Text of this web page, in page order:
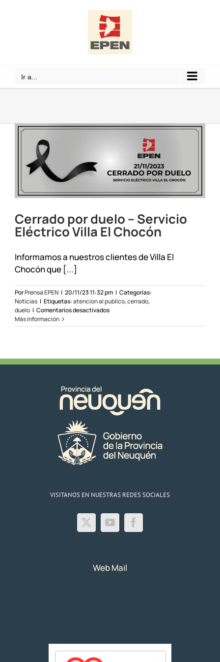
Ir a...
Cerrado por duelo – Servicio
Eléctrico Villa El Chocón
Informamos a nuestros clientes de Villa El
Chocón que [...]
PorPrensa EPEN | 20/11/23 11:32 pm | Categorías:
Noticias | Etiquetas:atencion al publico,cerrado,
duelo | Comentarios desactivadosen
por
Eléctrico
Más información
VISITANOS EN NUESTRAS REDES SOCIALES
Web Mail